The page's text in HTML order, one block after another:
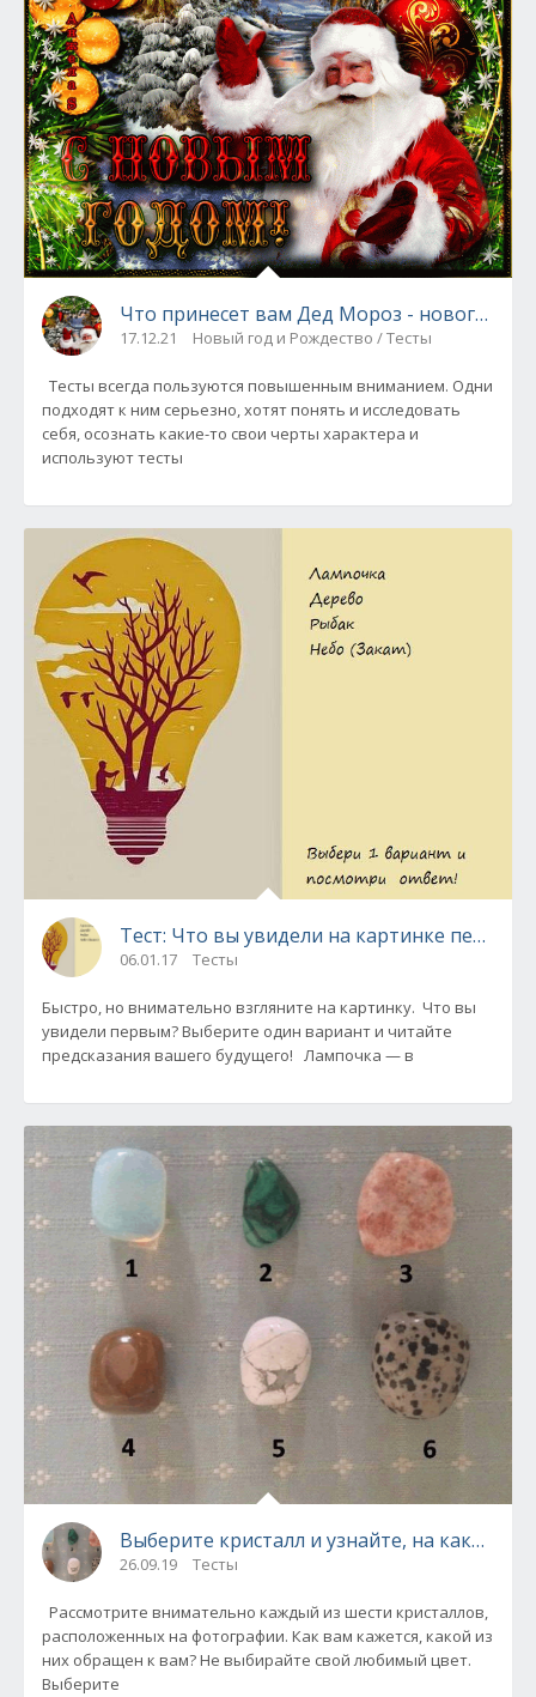
Что принесет вам Дед Мороз - новогодний
17.12.21 Новый год и Рождество / Тесты
Тесты всегда пользуются повышенным вниманием. Одни
подходят к ним серьезно, хотят понять и исследовать
себя, осознать какие-то свои черты характера и
используют тесты
Тест: Что вы увидели на картинке первым?
06.01.17 Тесты
Быстро, но внимательно взгляните на картинку. Что вы
увидели первым? Выберите один вариант и читайте
предсказания вашего будущего! Лампочка — в
Выберите кристалл и узнайте, на каком
26.09.19 Тесты
Рассмотрите внимательно каждый из шести кристаллов,
расположенных на фотографии. Как вам кажется, какой из
них обращен к вам? Не выбирайте свой любимый цвет.
Выберите